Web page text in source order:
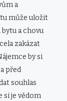
a
může uložit
a chovu
zakázat
by si
před
souhlas
si je vědom